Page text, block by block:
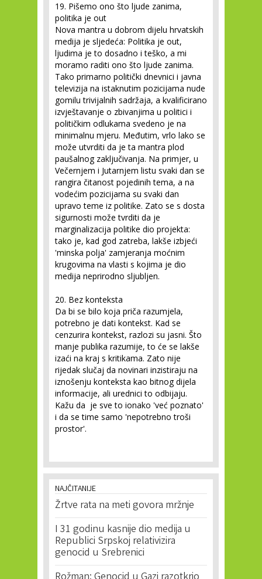
19. Pišemo ono što ljude zanima,
politika je out
Nova mantra u dobrom dijelu hrvatskih
medija je sljedeća: Politika je out,
ljudima je to dosadno i teško, a mi
moramo raditi ono što ljude zanima.
Tako primarno politički dnevnici i javna
televizija na istaknutim pozicijama nude
gomilu trivijalnih sadržaja, a kvalificirano
izvještavanje o zbivanjima u politici i
političkim odlukama svedeno je na
minimalnu mjeru. Međutim, vrlo lako se
može utvrditi da je ta mantra plod
paušalnog zaključivanja. Na primjer, u
Večernjem i Jutarnjem listu svaki dan se
rangira čitanost pojedinih tema, a na
vodećim pozicijama su svaki dan
upravo teme iz politike. Zato se s dosta
sigurnosti može tvrditi da je
marginalizacija politike dio projekta:
tako je, kad god zatreba, lakše izbjeći
'minska polja' zamjeranja moćnim
krugovima na vlasti s kojima je dio
medija neprirodno sljubljen.
20. Bez konteksta
Da bi se bilo koja priča razumjela,
potrebno je dati kontekst. Kad se
cenzurira kontekst, razlozi su jasni. Što
manje publika razumije, to će se lakše
izaći na kraj s kritikama. Zato nije
rijedak slučaj da novinari inzistiraju na
iznošenju konteksta kao bitnog dijela
informacije, ali urednici to odbijaju.
Kažu da je sve to ionako 'već poznato'
i da se time samo 'nepotrebno troši
prostor'.
NAJČITANIJE
Žrtve rata na meti govora mržnje
I 31 godinu kasnije dio medija u
Republici Srpskoj relativizira
genocid u Srebrenici